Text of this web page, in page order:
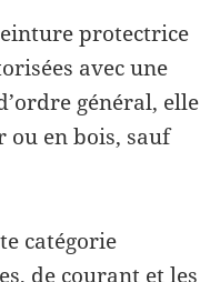
protectrice
avec une
général, elle
ou en bois, sauf
catégorie
de courant et les